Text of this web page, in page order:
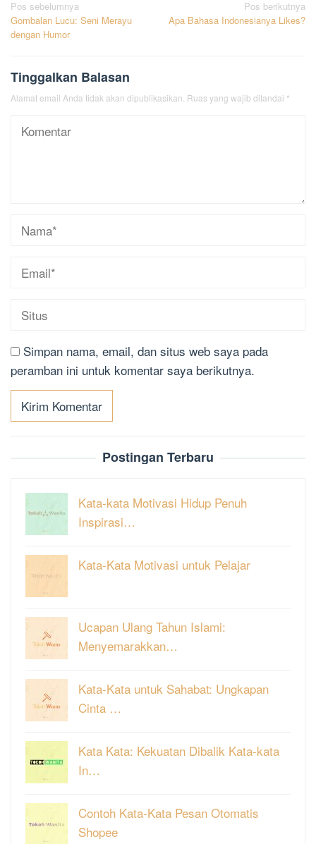
Navigasi
pos
Pos sebelumnya
Gombalan Lucu: Seni Merayu
dengan Humor
Pos berikutnya
Apa Bahasa Indonesianya Likes?
Tinggalkan Balasan
Alamat email Anda tidak akan dipublikasikan. Ruas yang wajib ditandai *
Simpan nama, email, dan situs web saya pada
peramban ini untuk komentar saya berikutnya.
Postingan Terbaru
Kata-kata Motivasi Hidup Penuh
Inspirasi…
Kata-Kata Motivasi untuk Pelajar
Ucapan Ulang Tahun Islami:
Menyemarakkan…
Kata-Kata untuk Sahabat: Ungkapan
Cinta …
Kata Kata: Kekuatan Dibalik Kata-kata
In…
Contoh Kata-Kata Pesan Otomatis
Shopee